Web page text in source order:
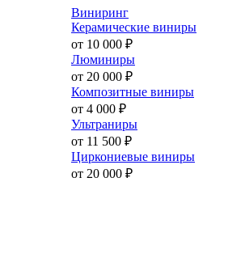
Виниринг
Керамические виниры
от 10 000 ₽
Люминиры
от 20 000 ₽
Композитные виниры
от 4 000 ₽
Ультраниры
от 11 500 ₽
Циркониевые виниры
от 20 000 ₽